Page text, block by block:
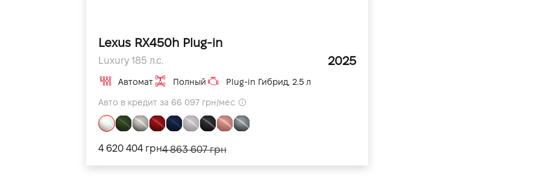
Lexus RX450h Plug-in
Luxury 185 л.с. 2025
Автомат Полный Plug-in Гибрид, 2.5 л
Авто в кредит за 66 097 грн/мес
4 620 404 грн4 863 607 грн